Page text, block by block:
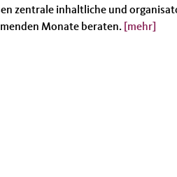
zentrale inhaltliche und
Monate beraten. [mehr]